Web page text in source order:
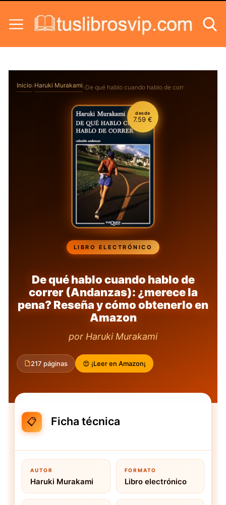
Inicio Haruki Murakami De qué hablo cuando hablo de correr (Andanzas)
desde
7.59 €
LIBRO ELECTRÓNICO
De qué hablo cuando hablo de
correr (Andanzas): ¿merece la
pena? Reseña y cómo obtenerlo en
Amazon
por Haruki Murakami
217 páginas 😍 ¡Leer en Amazon¡
📋 Ficha técnica
AUTOR
Haruki Murakami
FORMATO
Libro electrónico